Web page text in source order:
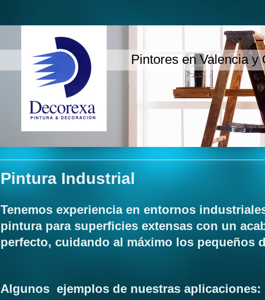
Pintores en Valencia y
Pintura Industrial
Tenemos experiencia en entornos
pintura para superficies extensas con un
perfecto, cuidando al máximo los pequeños
Algunos ejemplos de nuestras aplicaciones: